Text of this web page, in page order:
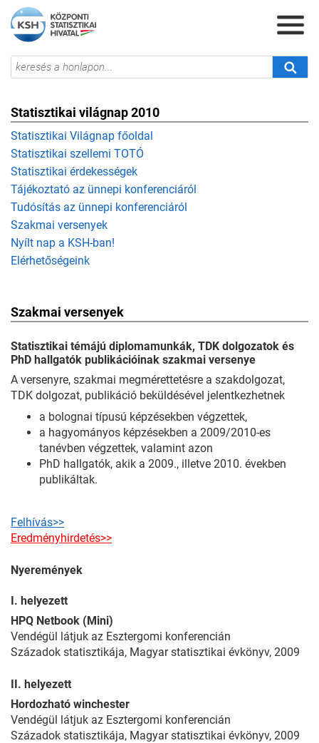
Statisztikai világnap 2010
Statisztikai Világnap főoldal
Statisztikai szellemi TOTÓ
Statisztikai érdekességek
Tájékoztató az ünnepi konferenciáról
Tudósítás az ünnepi konferenciáról
Szakmai versenyek
Nyílt nap a KSH-ban!
Elérhetőségeink
Szakmai versenyek
Statisztikai témájú diplomamunkák, TDK dolgozatok és
PhD hallgatók publikációinak szakmai versenye
A versenyre, szakmai megmérettetésre a szakdolgozat,
TDK dolgozat, publikáció beküldésével jelentkezhetnek
a bolognai típusú képzésekben végzettek,
a hagyományos képzésekben a 2009/2010-es
tanévben végzettek, valamint azon
PhD hallgatók, akik a 2009., illetve 2010. években
publikáltak.
Felhívás>>
Eredményhirdetés>>
Nyeremények
I. helyezett
HPQ Netbook (Mini)
Vendégül látjuk az Esztergomi konferencián
Századok statisztikája, Magyar statisztikai évkönyv, 2009
II. helyezett
Hordozható winchester
Vendégül látjuk az Esztergomi konferencián
Századok statisztikája, Magyar statisztikai évkönyv, 2009